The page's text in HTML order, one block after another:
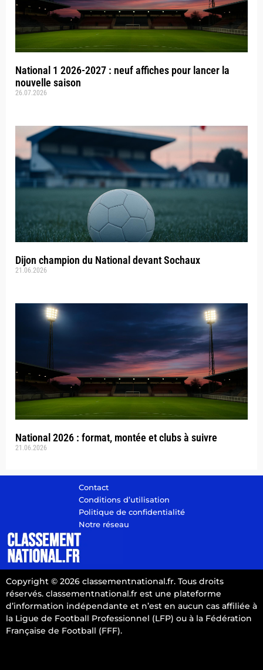
National 1 2026-2027 : neuf affiches pour lancer la
nouvelle saison
26.07.2026
Dijon champion du National devant Sochaux
21.06.2026
National 2026 : format, montée et clubs à suivre
21.06.2026
Contact
Conditions d’utilisation
Politique de confidentialité
Notre réseau
Copyright © 2026 classementnational.fr. Tous droits
réservés. classementnational.fr est une plateforme
d’information indépendante et n’est en aucun cas affiliée à
la Ligue de Football Professionnel (LFP) ou à la Fédération
Française de Football (FFF).